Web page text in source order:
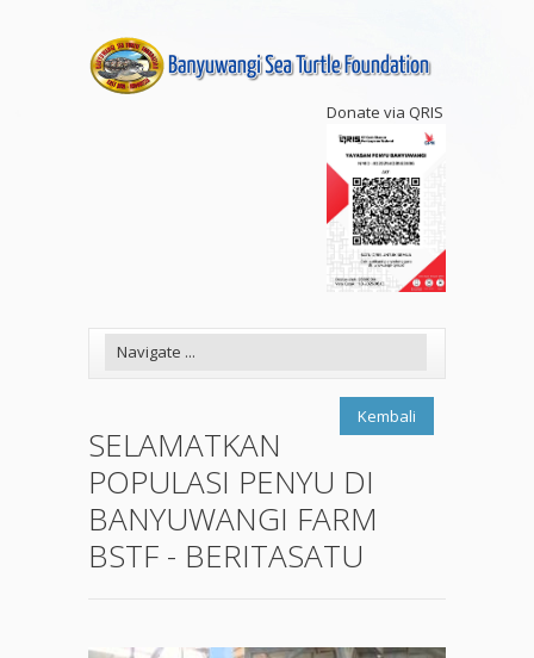
Donate via QRIS
Kembali
SELAMATKAN
POPULASI PENYU DI
BANYUWANGI FARM
BSTF - BERITASATU